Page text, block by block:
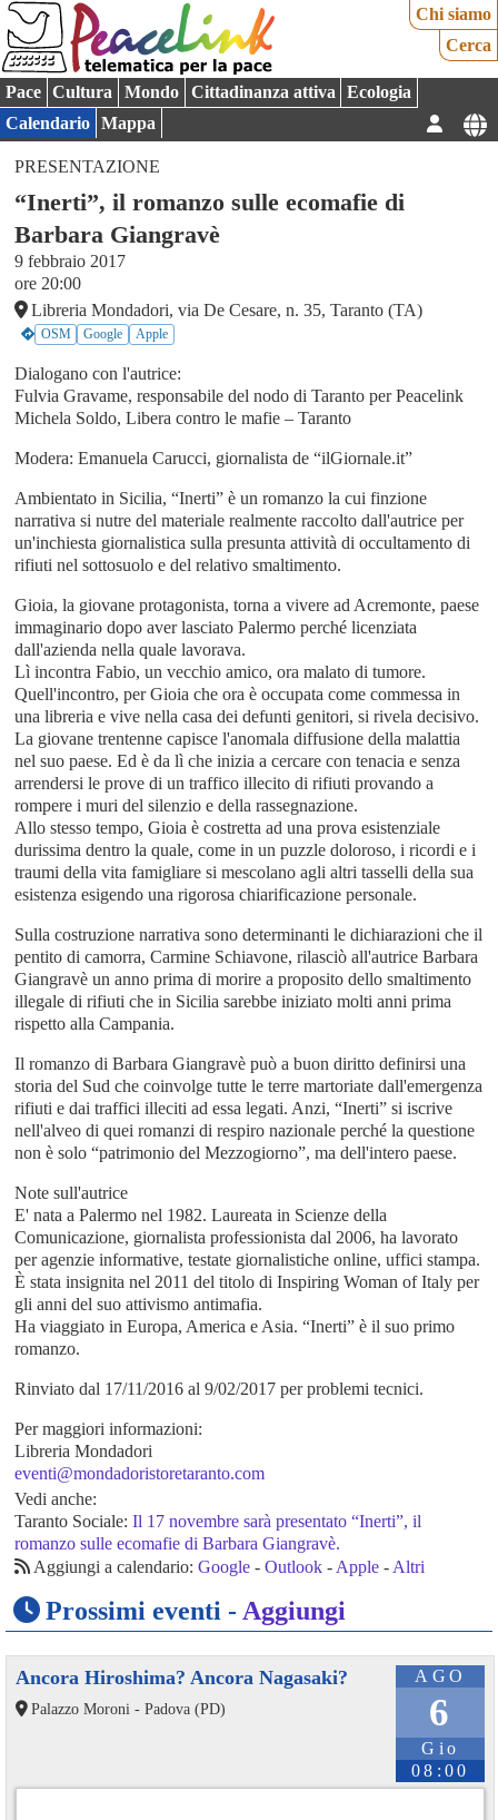
Chi siamo
Cerca
Pace Cultura Mondo Cittadinanza attiva
Ecologia
Calendario
Mappa
PRESENTAZIONE
“Inerti”, il romanzo sulle ecomafie di
Barbara Giangravè
9 febbraio 2017
ore 20:00
Libreria Mondadori, via De Cesare, n. 35, Taranto (TA)
OSM Google Apple
Dialogano con l'autrice:
Fulvia Gravame, responsabile del nodo di Taranto per Peacelink
Michela Soldo, Libera contro le mafie – Taranto
Modera: Emanuela Carucci, giornalista de “ilGiornale.it”
Ambientato in Sicilia, “Inerti” è un romanzo la cui finzione
narrativa si nutre del materiale realmente raccolto dall'autrice per
un'inchiesta giornalistica sulla presunta attività di occultamento di
rifiuti nel sottosuolo e del relativo smaltimento.
Gioia, la giovane protagonista, torna a vivere ad Acremonte, paese
immaginario dopo aver lasciato Palermo perché licenziata
dall'azienda nella quale lavorava.
Lì incontra Fabio, un vecchio amico, ora malato di tumore.
Quell'incontro, per Gioia che ora è occupata come commessa in
una libreria e vive nella casa dei defunti genitori, si rivela decisivo.
La giovane trentenne capisce l'anomala diffusione della malattia
nel suo paese. Ed è da lì che inizia a cercare con tenacia e senza
arrendersi le prove di un traffico illecito di rifiuti provando a
rompere i muri del silenzio e della rassegnazione.
Allo stesso tempo, Gioia è costretta ad una prova esistenziale
durissima dentro la quale, come in un puzzle doloroso, i ricordi e i
traumi della vita famigliare si mescolano agli altri tasselli della sua
esistenza esigendo una rigorosa chiarificazione personale.
Sulla costruzione narrativa sono determinanti le dichiarazioni che il
pentito di camorra, Carmine Schiavone, rilasciò all'autrice Barbara
Giangravè un anno prima di morire a proposito dello smaltimento
illegale di rifiuti che in Sicilia sarebbe iniziato molti anni prima
rispetto alla Campania.
Il romanzo di Barbara Giangravè può a buon diritto definirsi una
storia del Sud che coinvolge tutte le terre martoriate dall'emergenza
rifiuti e dai traffici illeciti ad essa legati. Anzi, “Inerti” si iscrive
nell'alveo di quei romanzi di respiro nazionale perché la questione
non è solo “patrimonio del Mezzogiorno”, ma dell'intero paese.
Note sull'autrice
E' nata a Palermo nel 1982. Laureata in Scienze della
Comunicazione, giornalista professionista dal 2006, ha lavorato
per agenzie informative, testate giornalistiche online, uffici stampa.
È stata insignita nel 2011 del titolo di Inspiring Woman of Italy per
gli anni del suo attivismo antimafia.
Ha viaggiato in Europa, America e Asia. “Inerti” è il suo primo
romanzo.
Rinviato dal 17/11/2016 al 9/02/2017 per problemi tecnici.
Per maggiori informazioni:
Libreria Mondadori
eventi@mondadoristoretaranto.com
Vedi anche:
Taranto Sociale: Il 17 novembre sarà presentato “Inerti”, il
romanzo sulle ecomafie di Barbara Giangravè.
Aggiungi a calendario: Google- Outlook- Apple- Altri
Prossimi eventi - Aggiungi
AGO
6
Gio
08:00
Ancora Hiroshima? Ancora Nagasaki?
Palazzo Moroni - Padova (PD)